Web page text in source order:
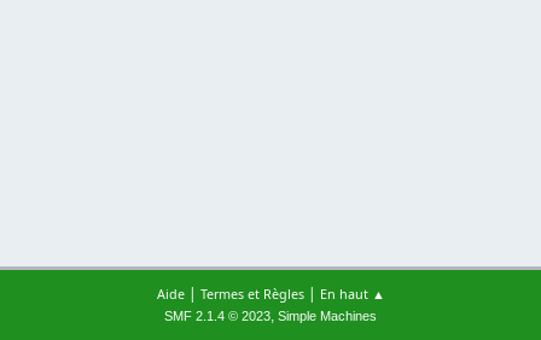
Aide| Termes et Règles| En haut ▲
SMF 2.1.4 © 2023, Simple Machines